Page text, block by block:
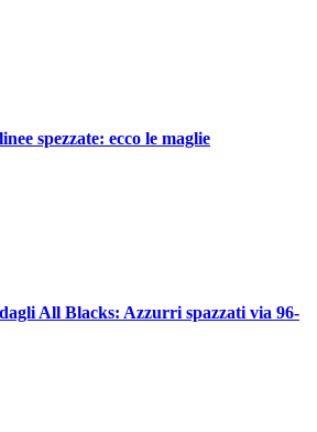
spezzate: ecco le maglie
All Blacks: Azzurri spazzati via 96-